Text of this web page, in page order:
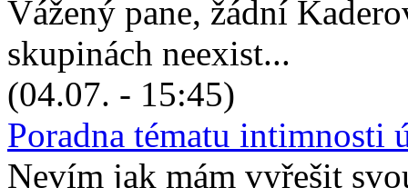
Vážený pane, žádní
skupinách neexist...
(04.07. - 15:45)
Poradna tématu intimnosti
Nevím jak mám vyřešit